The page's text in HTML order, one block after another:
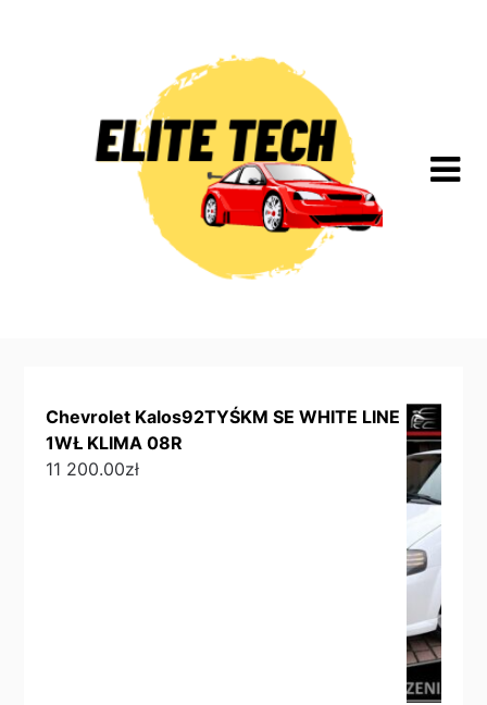
Chevrolet Kalos92TYŚKM SE WHITE LINE
1WŁ KLIMA 08R
11 200.00zł